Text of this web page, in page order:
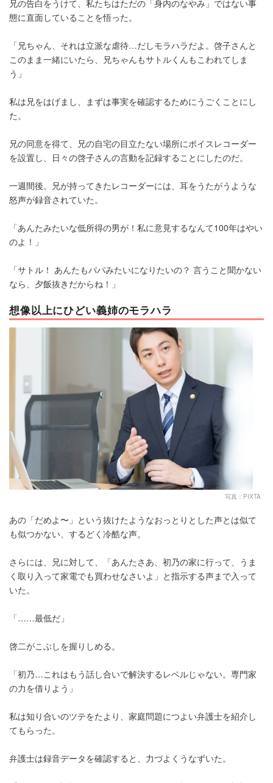
兄の告白をうけて、私たちはただの「身内のなやみ」ではない事
態に直面していることを悟った。
「兄ちゃん、それは立派な虐待…だしモラハラだよ。啓子さんと
このまま一緒にいたら、兄ちゃんもサトルくんもこわれてしま
う」
私は兄をはげまし、まずは事実を確認するためにうごくことにし
た。
兄の同意を得て、兄の自宅の目立たない場所にボイスレコーダー
を設置し、日々の啓子さんの言動を記録することにしたのだ。
一週間後。兄が持ってきたレコーダーには、耳をうたがうような
怒声が録音されていた。
「あんたみたいな低所得の男が！私に意見するなんて100年はやい
のよ！」
「サトル！ あんたもパパみたいになりたいの？ 言うこと聞かない
なら、夕飯抜きだからね！」
想像以上にひどい義姉のモラハラ
写真：PIXTA
あの「だめよ〜」という抜けたようなおっとりとした声とは似て
も似つかない、するどく冷酷な声。
さらには、兄に対して、「あんたさあ、初乃の家に行って、うま
く取り入って家電でも買わせなさいよ」と指示する声まで入って
いた。
「……最低だ」
啓二がこぶしを握りしめる。
「初乃…これはもう話し合いで解決するレベルじゃない。専門家
の力を借りよう」
私は知り合いのツテをたより、家庭問題につよい弁護士を紹介し
てもらった。
弁護士は録音データを確認すると、力づよくうなずいた。